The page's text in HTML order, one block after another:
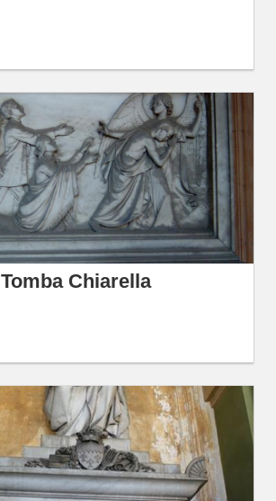
Tomba Chiarella